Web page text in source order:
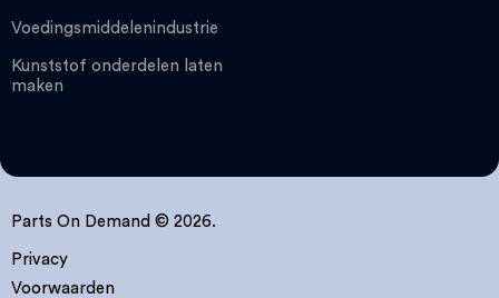
Voedingsmiddelenindustrie
Kunststof onderdelen laten
maken
Parts On Demand © 2026.
Privacy
Voorwaarden